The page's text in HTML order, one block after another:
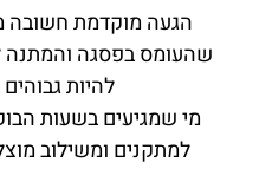
הגעה מוקדמת
שהעומס בפסגה והמתנה
להיות
מי שמגיעים בשעות
למתקנים ומשילוב